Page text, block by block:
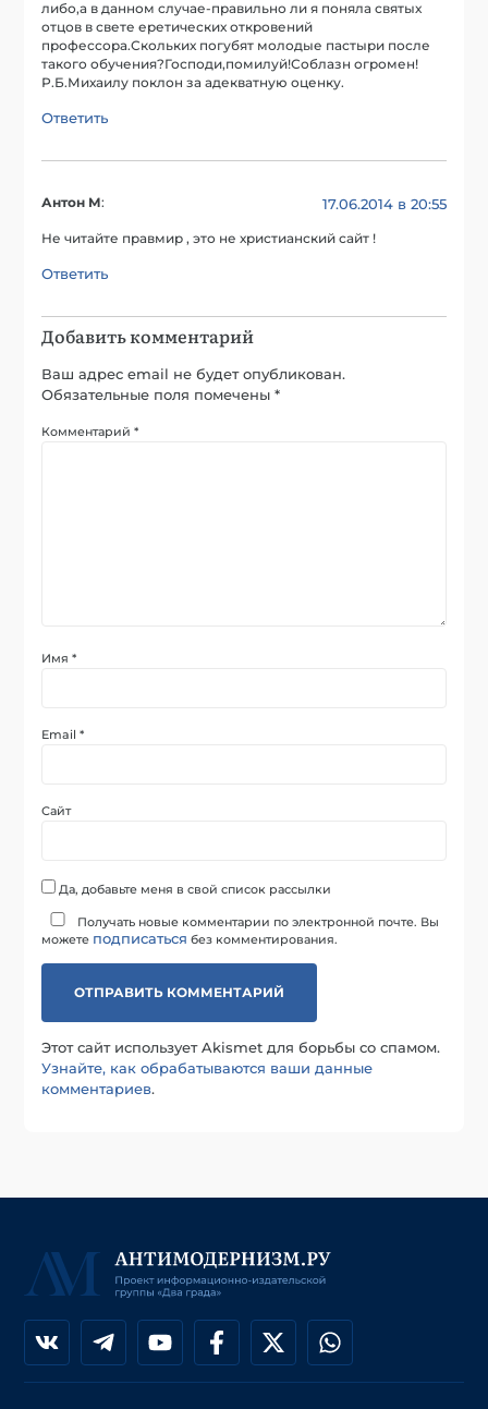
либо,а в данном случае-правильно ли я поняла святых
отцов в свете еретических откровений
профессора.Скольких погубят молодые пастыри после
такого обучения?Господи,помилуй!Соблазн огромен!
Р.Б.Михаилу поклон за адекватную оценку.
Ответить
Антон М: 17.06.2014 в 20:55
Не читайте правмир , это не христианский сайт !
Ответить
Добавить комментарий
Ваш адрес email не будет опубликован.
Обязательные поля помечены*
Комментарий*
Имя*
Email*
Сайт
Да, добавьте меня в свой список рассылки
Получать новые комментарии по электронной почте. Вы
можете подписаться без комментирования.
Этот сайт использует Akismet для борьбы со спамом.
Узнайте, как обрабатываются ваши данные
комментариев.